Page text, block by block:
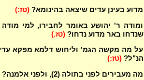
מדוע בעינן עדים שיצאה בהינומא?(טז:)
שנדחו באר מדוע נדחו? (טז.)
הנ"ל? (טז:)
מה מעבירים לפני בתולה (2), ולפני אלמנה? ומדוע?